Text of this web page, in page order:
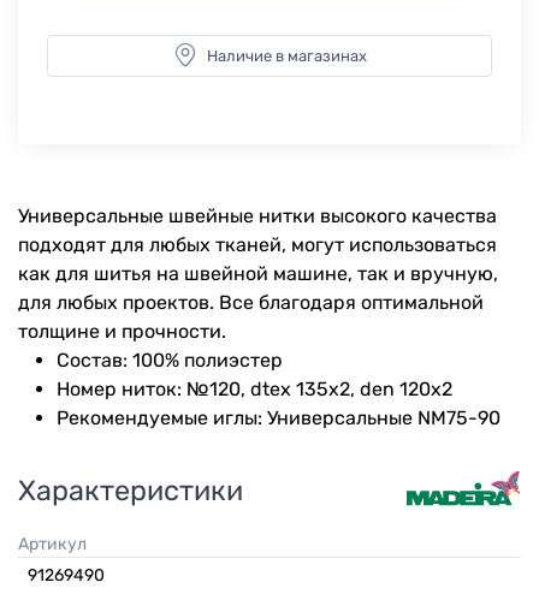
Наличие в магазинах
Универсальные швейные нитки высокого качества
подходят для любых тканей, могут использоваться
как для шитья на швейной машине, так и вручную,
для любых проектов. Все благодаря оптимальной
толщине и прочности.
Состав: 100% полиэстер
Номер ниток: №120, dtex 135x2, den 120x2
Рекомендуемые иглы: Универсальные NM75-90
Характеристики
Артикул
91269490